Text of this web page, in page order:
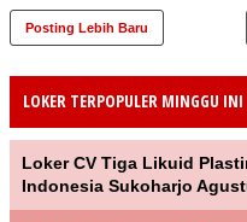
Posting Lebih Baru
LOKER TERPOPULER MINGGU INI
Loker CV Tiga Likuid
Indonesia Sukoharjo